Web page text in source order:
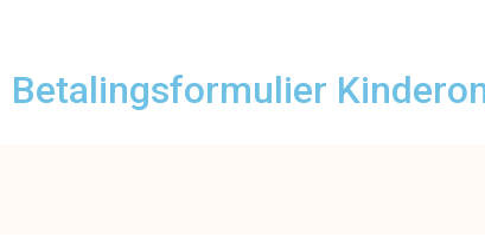
Betalingsformulier